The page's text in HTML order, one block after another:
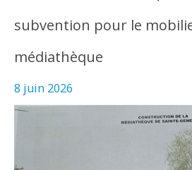
subvention pour le
médiathèque
8 juin 2026